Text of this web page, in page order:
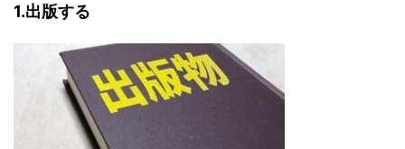
1.出版する